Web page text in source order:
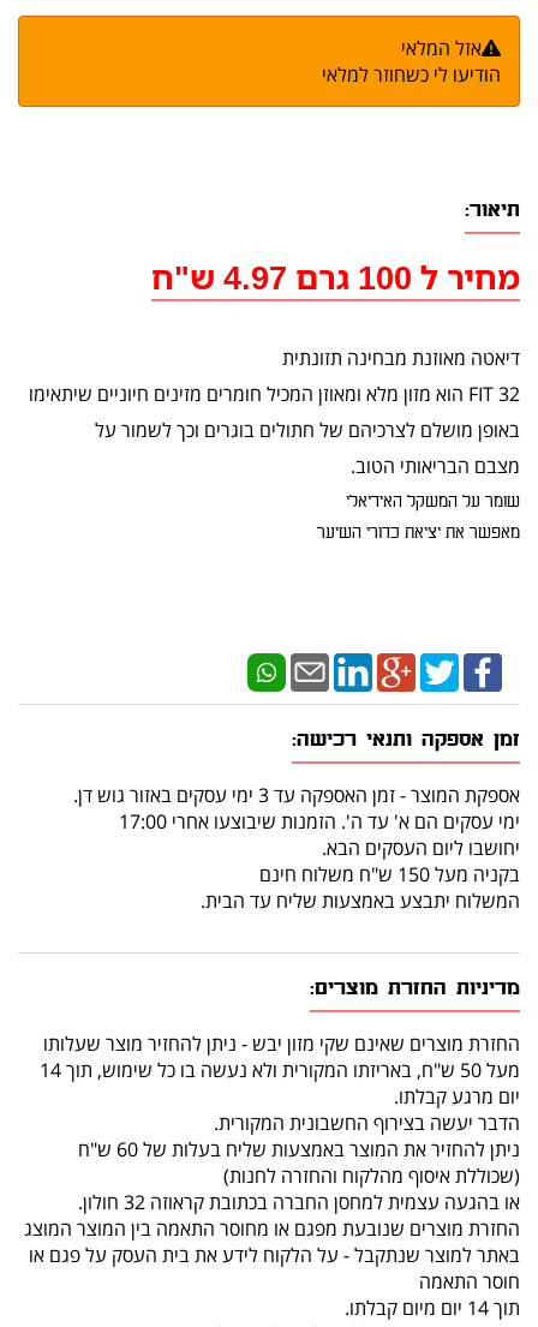
אזל המלאי
הודיעו לי כשחוזר למלאי
תיאור:
מחיר ל 100 גרם 4.97 ש"ח
דיאטה מאוזנת מבחינה תזונתית
FIT 32 הוא מזון מלא ומאוזן המכיל חומרים מזינים חיוניים שיתאימו
באופן מושלם לצרכיהם של חתולים בוגרים וכך לשמור על
מצבם הבריאותי הטוב.
שומר על המשקל האידיאלי
מאפשר את יציאת כדורי השיער
זמן אספקה ותנאי רכישה:
אספקת המוצר - זמן האספקה עד 3 ימי עסקים באזור גוש דן.
ימי עסקים הם א' עד ה'. הזמנות שיבוצעו אחרי 17:00
יחושבו ליום העסקים הבא.
בקניה מעל 150 ש"ח משלוח חינם
המשלוח יתבצע באמצעות שליח עד הבית.
מדיניות החזרת מוצרים:
החזרת מוצרים שאינם שקי מזון יבש - ניתן להחזיר מוצר שעלותו
מעל 50 ש"ח, באריזתו המקורית ולא נעשה בו כל שימוש, תוך 14
יום מרגע קבלתו.
הדבר יעשה בצירוף החשבונית המקורית.
ניתן להחזיר את המוצר באמצעות שליח בעלות של 60 ש"ח
(שכוללת איסוף מהלקוח והחזרה לחנות)
או בהגעה עצמית למחסן החברה בכתובת קראוזה 32 חולון.
החזרת מוצרים שנובעת מפגם או מחוסר התאמה בין המוצר המוצג
באתר למוצר שנתקבל - על הלקוח לידע את בית העסק על פגם או
חוסר התאמה
תוך 14 יום מיום קבלתו.